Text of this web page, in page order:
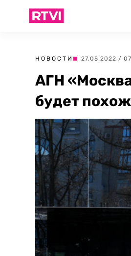
НОВОСТИ | 27.05.2022 /
АГН
будет